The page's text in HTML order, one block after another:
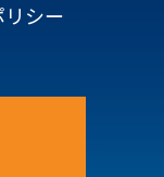
シー